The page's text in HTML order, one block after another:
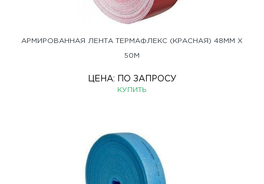
АРМИРОВАННАЯ ЛЕНТА ТЕРМАФЛЕКС (КРАСНАЯ) 48ММ Х
50М
ЦЕНА: ПО ЗАПРОСУ
КУПИТЬ